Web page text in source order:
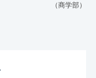
（商学部）